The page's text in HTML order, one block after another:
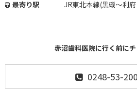
最寄り駅
JR東北本線(黒磯～利
赤沼歯科医院に行く前にチ
0248-53-